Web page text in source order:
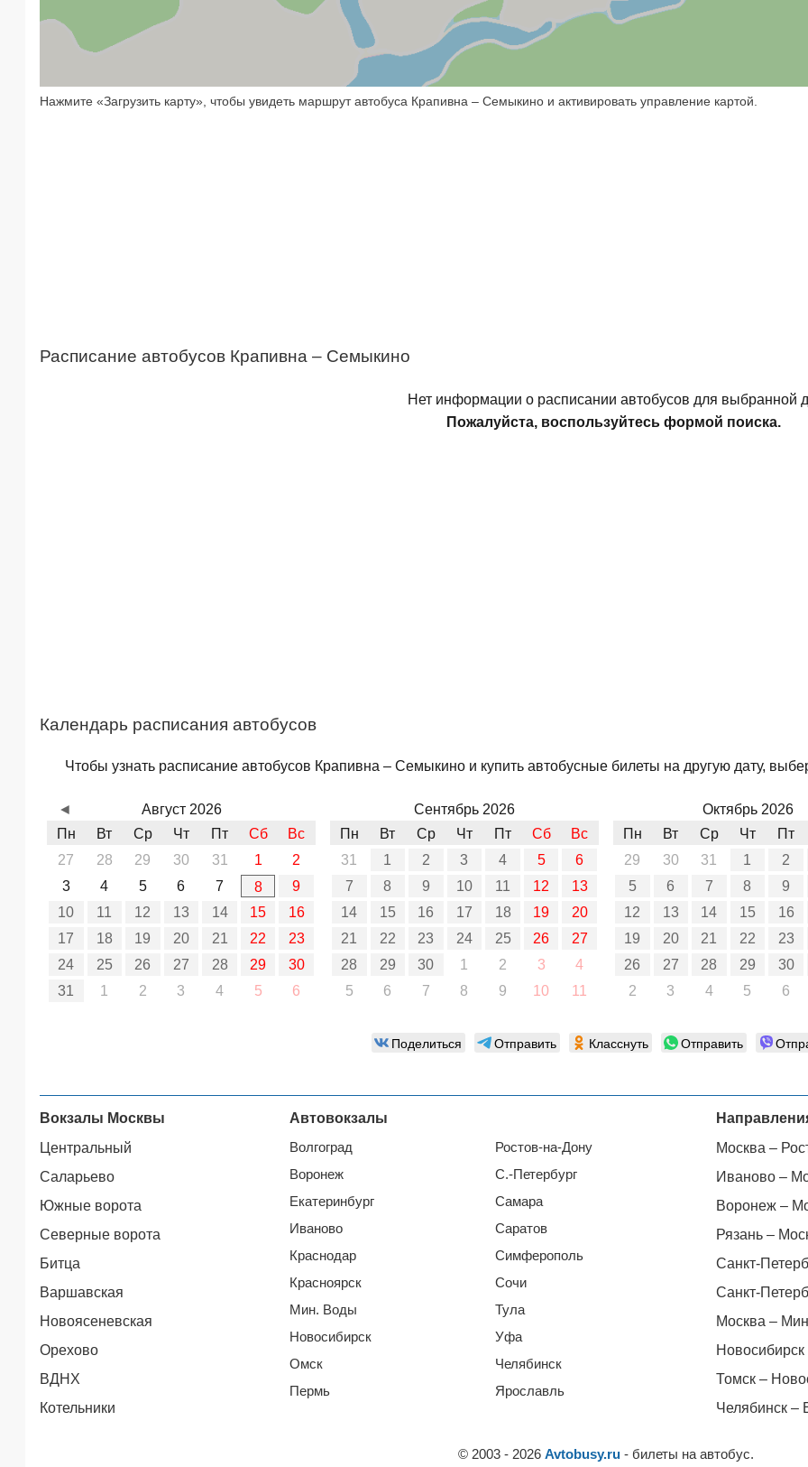
Нажмите «Загрузить карту», чтобы увидеть маршрут автобуса Крапивна – Семыкино и активировать управление картой.
Расписание автобусов Крапивна – Семыкино
Нет информации о расписании автобусов для выбранной
Пожалуйста, воспользуйтесь формой поиска.
Календарь расписания автобусов
Чтобы узнать расписание автобусов Крапивна – Семыкино и купить автобусные билеты на другую дату,
Август 2026
Пн
Вт Ср Чт Пт Сб
Вс
27
28 29 30 31 1
2
3
4 5 6 7 8
9
10
11 12 13 14 15
16
17
18 19 20 21 22
23
24
25 26 27 28 29
30
31
1 2 3 4 5 6
Сентябрь 2026
Пн
Вт Ср Чт Пт Сб
Вс
31
1 2 3 4 5
6
7
8 9 10 11 12
13
14
15 16 17 18 19
20
21
22 23 24 25 26
27
28
29 30 1 2 3
4
5
6 7 8 9 10 11
Октябрь 2026
Пн
Вт Ср Чт
Пт
29
30 31 1
2
5
6 7 8
9
12
13 14 15
16
19
20 21 22
23
26
27 28 29
30
2
3 4 5 6
◄
Поделиться Отправить Класснуть Отправить
Вокзалы Москвы
Центральный
Саларьево
Южные ворота
Северные ворота
Битца
Варшавская
Новоясеневская
Орехово
ВДНХ
Котельники
Автовокзалы
Волгоград
Воронеж
Екатеринбург
Иваново
Краснодар
Красноярск
Мин. Воды
Новосибирск
Омск
Пермь
Ростов-на-Дону
С.-Петербург
Самара
Саратов
Симферополь
Сочи
Тула
Уфа
Челябинск
Ярославль
Москва –
Иваново –
Воронеж –
Рязань –
Санкт-
Санкт-
Москва –
Томск –
Челябинск –
© 2003 - 2026 Avtobusy.ru - билеты на автобус.